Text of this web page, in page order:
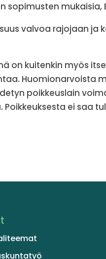
sopimusten mukaisia,
valvoa rajojaan ja
on kuitenkin myös
Huomionarvoista
poikkeuslain
ei saa